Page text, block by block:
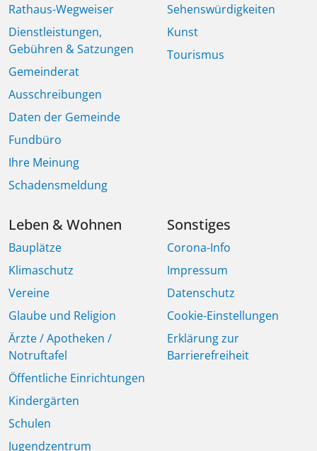
Rathaus-Wegweiser
Dienstleistungen,
Gebühren & Satzungen
Gemeinderat
Ausschreibungen
Daten der Gemeinde
Fundbüro
Ihre Meinung
Schadensmeldung
Sehenswürdigkeiten
Kunst
Tourismus
Leben & Wohnen
Bauplätze
Klimaschutz
Vereine
Glaube und Religion
Ärzte / Apotheken /
Notruftafel
Öffentliche Einrichtungen
Kindergärten
Schulen
Jugendzentrum
Sonstiges
Corona-Info
Impressum
Datenschutz
Cookie-Einstellungen
Erklärung zur
Barrierefreiheit